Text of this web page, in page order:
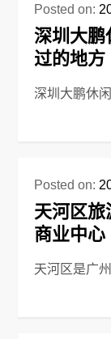
Posted on:
深圳大鹏
过的地方
深圳大鹏休
Posted on:
天河区旅
商业中心
天河区是广